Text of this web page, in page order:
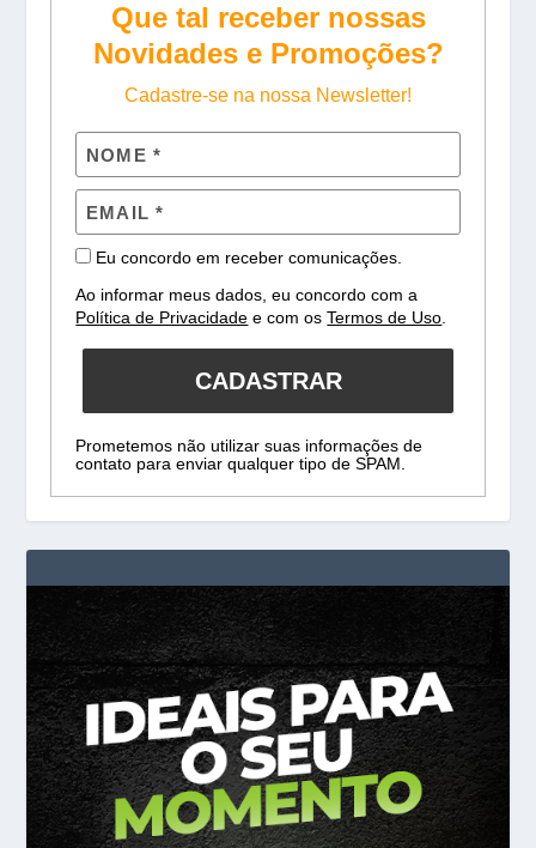
Que tal receber nossas
Novidades e Promoções?
Cadastre-se na nossa Newsletter!
Eu concordo em receber comunicações.
Ao informar meus dados, eu concordo com a
Política de Privacidade e com osTermos de Uso
CADASTRAR
Prometemos não utilizar suas informações de
contato para enviar qualquer tipo de SPAM.